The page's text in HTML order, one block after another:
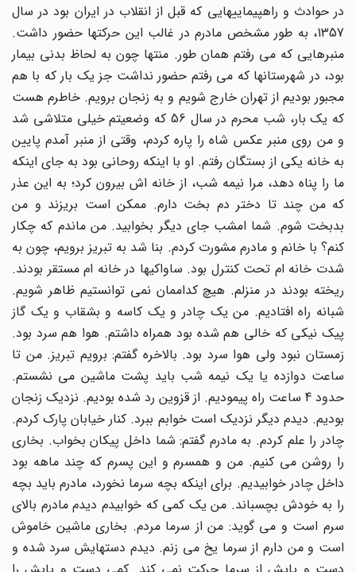
در حوادث و راهپیماییهایی که قبل از انقلاب در ایران بود در سال
1357، به طور مشخص مادرم در غالب این حرکتها حضور داشت.
منبرهایی که می رفتم همان طور. منتها چون به لحاظ بدنی بیمار
بود، در شهرستانها که می رفتم حضور نداشت جز یک بار که با هم
مجبور بودیم از تهران خارج شویم و به زنجان برویم. خاطرم هست
که یک بار، شب محرم در سال 56 که وضعیتم خیلی متلاشی شد
و من روی منبر عکس شاه را پاره کردم، وقتی از منبر آمدم پایین
به خانه یکی از بستگان رفتم. او با اینکه روحانی بود به جای اینکه
ما را پناه دهد، مرا نیمه شب، از خانه اش بیرون کرد؛ به این عذر
که من چند تا دختر دم بخت دارم. ممکن است بریزند و من
بدبخت شوم. شما امشب جای دیگر بخوابید. من ماندم که چکار
کنم؟ با خانم و مادرم مشورت کردم. بنا شد به تبریز برویم، چون به
شدت خانه ام تحت کنترل بود. ساواکیها در خانه ام مستقر بودند.
ریخته بودند در منزلم. هیچ کداممان نمی توانستیم ظاهر شویم.
شبانه راه افتادیم. من یک چادر و یک کاسه و بشقاب و یک گاز
پیک نیکی که خالی هم شده بود همراه داشتم. هوا هم سرد بود.
زمستان نبود ولی هوا سرد بود. بالاخره گفتم: برویم تبریز. من تا
ساعت دوازده یا یک نیمه شب باید پشت ماشین می نشستم.
حدود 4 ساعت راه پیمودیم. از قزوین رد شده بودیم. نزدیک زنجان
بودیم. دیدم دیگر نزدیک است خوابم ببرد. کنار خیابان پارک کردم.
چادر را علم کردم. به مادرم گفتم: شما داخل پیکان بخواب. بخاری
را روشن می کنیم. من و همسرم و این پسرم که چند ماهه بود
داخل چادر خوابیدیم. برای اینکه بچه سرما نخورد، مادرم باید بچه
را به خودش بچسباند. من یک کمی که خوابیدم دیدم مادرم بالای
سرم است و می گوید: من از سرما مردم. بخاری ماشین خاموش
است و من دارم از سرما یخ می زنم. دیدم دستهایش سرد شده و